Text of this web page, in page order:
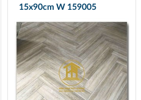
15x90cm W 159005